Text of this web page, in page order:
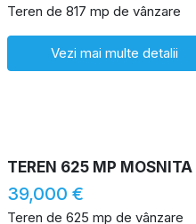
Teren de 817 mp de vânzare
Vezi mai multe detalii
TEREN 625 MP MOSNITA
39,000 €
Teren de 625 mp de vânzare